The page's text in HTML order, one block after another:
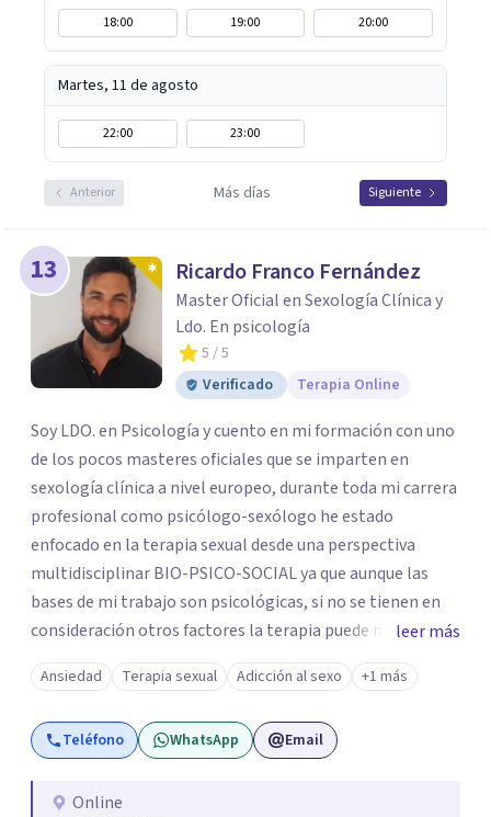
18:00
19:00 20:00
Martes, 11 de agosto
22:00 23:00
Anterior Más días Siguiente
13 Ricardo Franco Fernández
Master Oficial en Sexología Clínica y
Ldo. En psicología
5 / 5
Verificado
Terapia Online
Soy LDO. en Psicología y cuento en mi formación con uno
de los pocos masteres oficiales que se imparten en
sexología clínica a nivel europeo, durante toda mi carrera
profesional como psicólogo-sexólogo he estado
enfocado en la terapia sexual desde una perspectiva
multidisciplinar BIO-PSICO-SOCIAL ya que aunque las
bases de mi trabajo son psicológicas, si no se tienen en
consideración otros factores la terapia puede no
funcionar al tener una visión demasiado simplista,
excluyendo de antemano otros factores que pueden
influir. Mi intención es ayudar para conseguir una mejora
global de tu sexualidad, considerando cada caso como
personal concreta. En especial mi ámbito de trabajo es la
leer más
Ansiedad Terapia sexual Adicción al sexo +1 más
Teléfono WhatsApp Email
Online